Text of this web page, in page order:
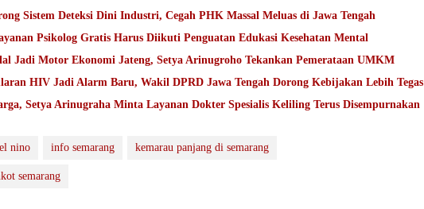
Sistem Deteksi Dini Industri, Cegah PHK Massal Meluas di Jawa Tengah
Psikolog Gratis Harus Diikuti Penguatan Edukasi Kesehatan Mental
Jadi Motor Ekonomi Jateng, Setya Arinugroho Tekankan Pemerataan UMKM
HIV Jadi Alarm Baru, Wakil DPRD Jawa Tengah Dorong Kebijakan Lebih Tegas
Setya Arinugraha Minta Layanan Dokter Spesialis Keliling Terus Disempurnakan
el nino info semarang kemarau panjang di semarang
semarang